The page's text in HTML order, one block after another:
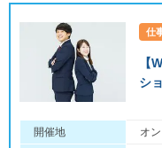
仕
【
シ
開催地
オ